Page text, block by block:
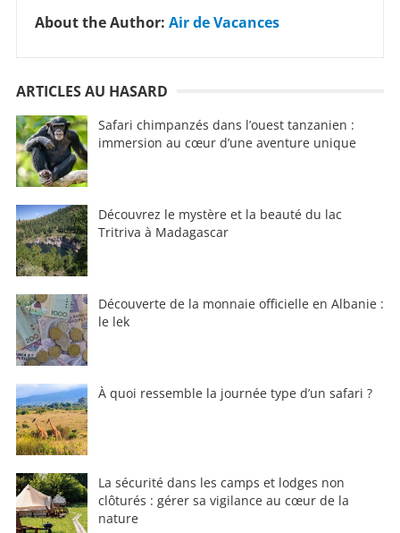
About the Author: Air de Vacances
ARTICLES AU HASARD
Safari chimpanzés dans l’ouest tanzanien :
immersion au cœur d’une aventure unique
Découvrez le mystère et la beauté du lac
Tritriva à Madagascar
Découverte de la monnaie officielle en Albanie :
le lek
À quoi ressemble la journée type d’un safari ?
La sécurité dans les camps et lodges non
clôturés : gérer sa vigilance au cœur de la
nature